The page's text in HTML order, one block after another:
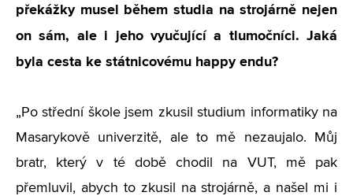
překážky musel během studia na strojárně nejen
on sám, ale i jeho vyučující a tlumočníci. Jaká
byla cesta ke státnicovému happy endu?
„Po střední škole jsem zkusil studium informatiky na
Masarykově univerzitě, ale to mě nezaujalo. Můj
bratr, který v té době chodil na VUT, mě pak
přemluvil, abych to zkusil na strojárně, a našel mi i